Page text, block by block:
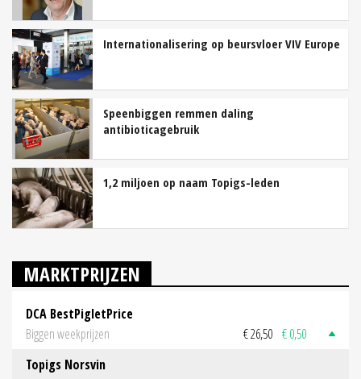
Internationalisering op beursvloer VIV Europe
Speenbiggen remmen daling
antibioticagebruik
1,2 miljoen op naam Topigs-leden
MARKTPRIJZEN
DCA BestPigletPrice
Biggen weekprijzen
€ 26,50 € 0,50
Topigs Norsvin